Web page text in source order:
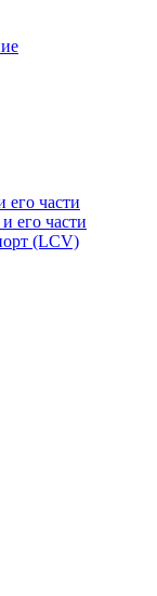
его части
его части
(LCV)